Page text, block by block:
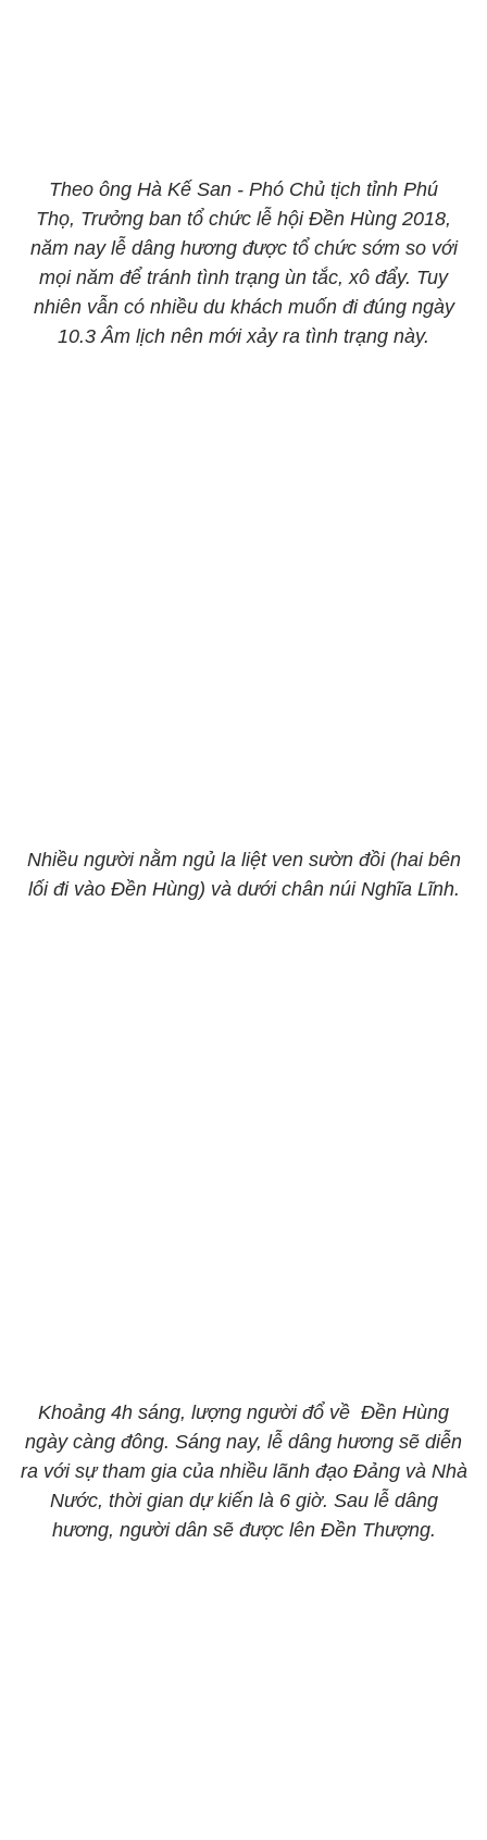
Theo ông Hà Kế San - Phó Chủ tịch tỉnh Phú
Thọ, Trưởng ban tổ chức lễ hội Đền Hùng 2018,
năm nay lễ dâng hương được tổ chức sớm so với
mọi năm để tránh tình trạng ùn tắc, xô đẩy. Tuy
nhiên vẫn có nhiều du khách muốn đi đúng ngày
10.3 Âm lịch nên mới xảy ra tình trạng này.
Nhiều người nằm ngủ la liệt ven sườn đồi (hai bên
lối đi vào Đền Hùng) và dưới chân núi Nghĩa Lĩnh.
Khoảng 4h sáng, lượng người đổ về Đền Hùng
ngày càng đông. Sáng nay, lễ dâng hương sẽ diễn
ra với sự tham gia của nhiều lãnh đạo Đảng và Nhà
Nước, thời gian dự kiến là 6 giờ. Sau lễ dâng
hương, người dân sẽ được lên Đền Thượng.